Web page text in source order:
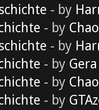
- by
- by
- by
- by Gera
- by
- by